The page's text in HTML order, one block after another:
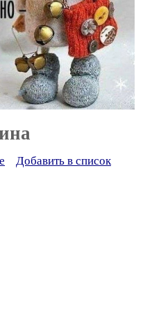
Добавить в список